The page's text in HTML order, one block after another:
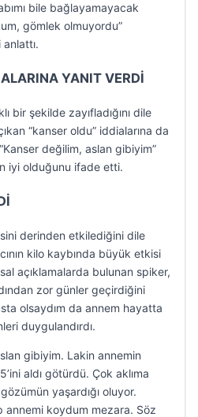
bile bağlayamayacak
gömlek olmuyordu”
YANIT VERDİ
bir şekilde zayıfladığını dile
“kanser oldu” iddialarına da
değilim, aslan gibiyim”
iyi olduğunu ifade etti.
derinden etkilediğini dile
kilo kaybında büyük etkisi
açıklamalarda bulunan spiker,
zor günler geçirdiğini
olsaydım da annem hayatta
duygulandırdı.
gibiyim. Lakin annemin
aldı götürdü. Çok aklıma
yaşardığı oluyor.
annemi koydum mezara. Söz